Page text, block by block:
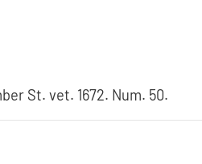
St. vet. 1672. Num. 50.